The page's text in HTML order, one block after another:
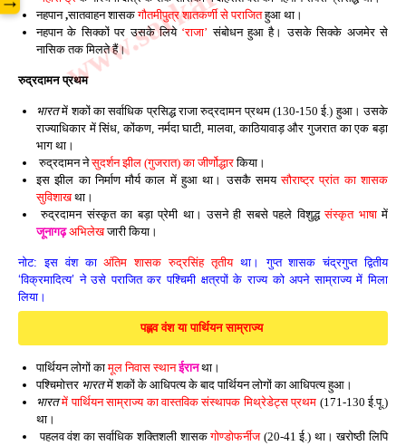
नहपान,सातवाहन शासकगौतमीपुत्र शातकर्णी से पराजितहुआ था।
नहपान के सिक्कों पर उसके लिये‘राजा’ संबोधन हुआ है। उसके सिक्के अजमेर से
नासिक तक मिलते हैं।
रुद्रदामन प्रथम
भारतमें शकों का सर्वाधिक प्रसिद्ध राजा रुद्रदामन प्रथम (130-150 ई.) हुआ। उसके
राज्याधिकार में सिंध, कोंकण, नर्मदा घाटी, मालवा, काठियावाड़ और गुजरात का एक बड़ा
भाग था।
रुद्रदामन नेसुदर्शन झील (गुजरात) का जीर्णोद्धारकिया।
इस झील का निर्माण मौर्य काल में हुआ था। उसकै समयसौराष्ट्र प्रांत का शासक
सुविशाखथा।
रुद्रदामन संस्कृत का बड़ा प्रेमी था। उसने ही सबसे पहले विशुद्धसंस्कृत भाषामें
जूनागढ़अभिलेखजारी किया।
नोट: इस वंश काअंतिम शासक रुद्रसिंह तृतीय था। गुप्त शासक चंद्रगुप्त द्वितीय
‘विक्रमादित्य’ ने उसे पराजित कर पश्चिमी क्षत्रपों के राज्य को अपने साम्राज्य में मिला
लिया।
पह्लव वंश या पार्थियन साम्राज्य
पार्थियन लोगों कामूल निवास स्थानईरानथा।
पश्चिमोत्तर भारतमें शकों के आधिपत्य के बाद पार्थियन लोगों का आधिपत्य हुआ।
भारतमें पार्थियन साम्राज्य का वास्तविक संस्थापक मिथ्रेडेट्स प्रथम (171-130 ई.पू.)
था।
पहलव वंश का सर्वाधिक शक्तिशली शासकगोण्डोफर्नीज(20-41 ई.) था। खरोष्ठी लिपि